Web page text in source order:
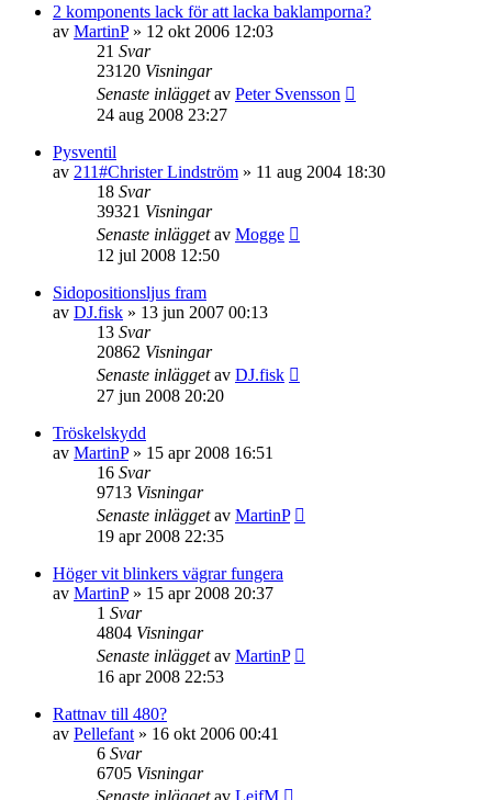
2 komponents lack för att lacka baklamporna?
av MartinP» 12 okt 2006 12:03
21 Svar
23120 Visningar
Senaste inläggetav Peter Svensson
24 aug 2008 23:27
Pysventil
av 211#Christer Lindström » 11 aug 2004 18:30
18 Svar
39321 Visningar
Senaste inläggetav Mogge
12 jul 2008 12:50
Sidopositionsljus fram
av DJ.fisk » 13 jun 2007 00:13
13 Svar
20862 Visningar
Senaste inläggetav DJ.fisk
27 jun 2008 20:20
Tröskelskydd
av MartinP» 15 apr 2008 16:51
16 Svar
9713 Visningar
Senaste inläggetav MartinP
19 apr 2008 22:35
Höger vit blinkers vägrar fungera
av MartinP» 15 apr 2008 20:37
1 Svar
4804 Visningar
Senaste inläggetav MartinP
16 apr 2008 22:53
Rattnav till 480?
av Pellefant » 16 okt 2006 00:41
6 Svar
6705 Visningar
Senaste inläggetav LeifM